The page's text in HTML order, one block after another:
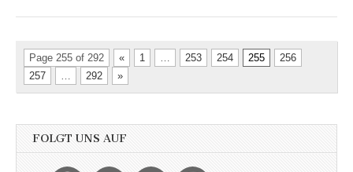
Page 255 of 292 « 1 … 253 254 255
256
257
… 292 »
FOLGT UNS AUF